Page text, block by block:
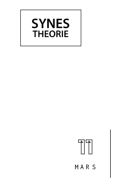
11
MARS